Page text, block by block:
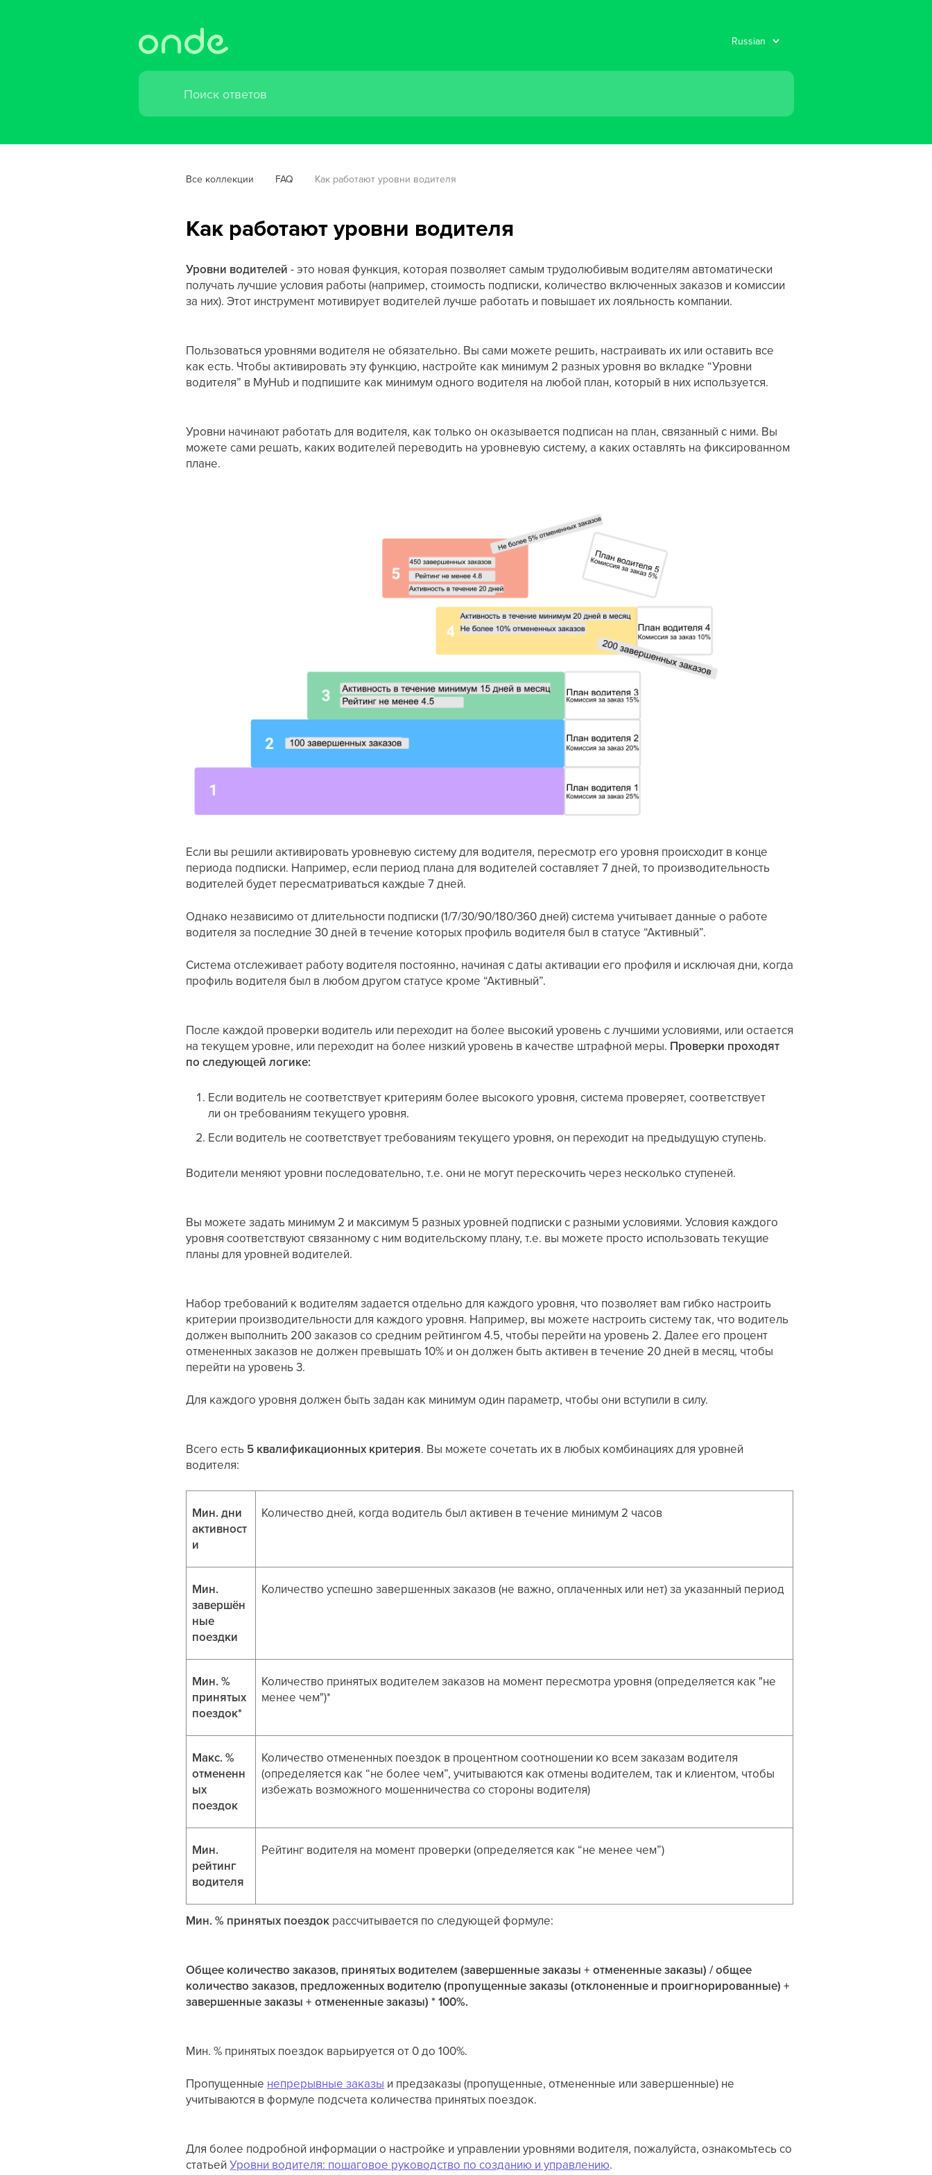
Все коллекции FAQ Как работают уровни водителя
Как работают уровни водителя
Уровни водителей - это новая функция, которая позволяет самым трудолюбивым водителям автоматически
получать лучшие условия работы (например, стоимость подписки, количество включенных заказов и комиссии
за них). Этот инструмент мотивирует водителей лучше работать и повышает их лояльность компании.
Пользоваться уровнями водителя не обязательно. Вы сами можете решить, настраивать их или оставить все
как есть. Чтобы активировать эту функцию, настройте как минимум 2 разных уровня во вкладке “Уровни
водителя” в MyHub и подпишите как минимум одного водителя на любой план, который в них используется.
Уровни начинают работать для водителя, как только он оказывается подписан на план, связанный с ними. Вы
можете сами решать, каких водителей переводить на уровневую систему, а каких оставлять на фиксированном
плане.
Если вы решили активировать уровневую систему для водителя, пересмотр его уровня происходит в конце
периода подписки. Например, если период плана для водителей составляет 7 дней, то производительность
водителей будет пересматриваться каждые 7 дней.
Однако независимо от длительности подписки (1/7/30/90/180/360 дней) система учитывает данные о работе
водителя за последние 30 дней в течение которых профиль водителя был в статусе “Активный”.
Система отслеживает работу водителя постоянно, начиная с даты активации его профиля и исключая дни, когда
профиль водителя был в любом другом статусе кроме “Активный”.
После каждой проверки водитель или переходит на более высокий уровень с лучшими условиями, или остается
на текущем уровне, или переходит на более низкий уровень в качестве штрафной меры. Проверки проходят
по следующей логике:
Если водитель не соответствует критериям более высокого уровня, система проверяет, соответствует
ли он требованиям текущего уровня.
Если водитель не соответствует требованиям текущего уровня, он переходит на предыдущую ступень.
Водители меняют уровни последовательно, т.е. они не могут перескочить через несколько ступеней.
Вы можете задать минимум 2 и максимум 5 разных уровней подписки с разными условиями. Условия каждого
уровня соответствуют связанному с ним водительскому плану, т.е. вы можете просто использовать текущие
планы для уровней водителей.
Набор требований к водителям задается отдельно для каждого уровня, что позволяет вам гибко настроить
критерии производительности для каждого уровня. Например, вы можете настроить систему так, что водитель
должен выполнить 200 заказов со средним рейтингом 4.5, чтобы перейти на уровень 2. Далее его процент
отмененных заказов не должен превышать 10% и он должен быть активен в течение 20 дней в месяц, чтобы
перейти на уровень 3.
Для каждого уровня должен быть задан как минимум один параметр, чтобы они вступили в силу.
Всего есть 5 квалификационных критерия. Вы можете сочетать их в любых комбинациях для уровней
водителя:
Мин. дни
активност
и
Количество дней, когда водитель был активен в течение минимум 2 часов
Мин.
завершён
ные
поездки
Количество успешно завершенных заказов (не важно, оплаченных или нет) за указанный период
Мин. %
принятых
поездок*
Количество принятых водителем заказов на момент пересмотра уровня (определяется как "не
менее чем")*
Макс. %
отмененн
ых
поездок
Количество отмененных поездок в процентном соотношении ко всем заказам водителя
(определяется как “не более чем”, учитываются как отмены водителем, так и клиентом, чтобы
избежать возможного мошенничества со стороны водителя)
Мин.
рейтинг
водителя
Рейтинг водителя на момент проверки (определяется как “не менее чем”)
Мин. % принятых поездок рассчитывается по следующей формуле:
Общее количество заказов, принятых водителем (завершенные заказы + отмененные заказы) / общее
количество заказов, предложенных водителю (пропущенные заказы (отклоненные и проигнорированные) +
завершенные заказы + отмененные заказы) * 100%.
Мин. % принятых поездок варьируется от 0 до 100%.
Пропущенные непрерывные заказы и предзаказы (пропущенные, отмененные или завершенные) не
учитываются в формуле подсчета количества принятых поездок.
Для более подробной информации о настройке и управлении уровнями водителя, пожалуйста, ознакомьтесь со
статьейУровни водителя: пошаговое руководство по созданию и управлению.